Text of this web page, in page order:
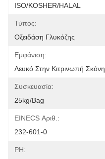
ISO/KOSHER/HALAL
Τύπος:
Οξειδάση Γλυκόζης
Εμφάνιση:
Λευκό Στην Κιτρινωπή Σκόνη
Συσκευασία:
25kg/Bag
EINECS Αριθ.:
232-601-0
PH: